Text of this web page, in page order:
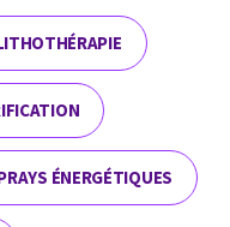
ÉNERGÉTIQUES